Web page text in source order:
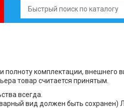
полноту комплектации, внешнего
товар считается принятым.
всегда.
вид должен быть сохранен)